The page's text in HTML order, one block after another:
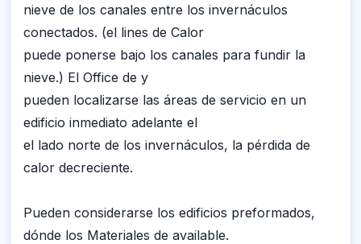
nieve de los canales entre los invernáculos
conectados. (el lines de Calor
puede ponerse bajo los canales para fundir la
nieve.) El Office de y
pueden localizarse las áreas de servicio en un
edificio inmediato adelante el
el lado norte de los invernáculos, la pérdida de
calor decreciente.
Pueden considerarse los edificios preformados,
dónde los Materiales de available.